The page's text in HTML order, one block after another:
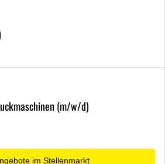
(m/w/d)
im Stellenmarkt